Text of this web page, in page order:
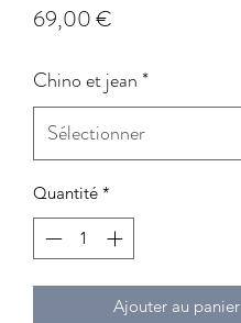
69,00 €
Chino et jean*
Quantité *
Ajouter au panier